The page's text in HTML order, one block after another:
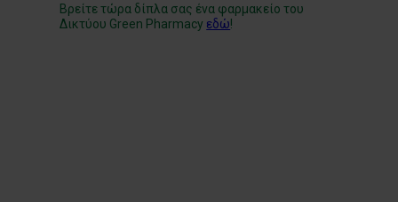
Βρείτε τώρα δίπλα σας ένα φαρμακείο του
Δικτύου Green Pharmacy εδώ!